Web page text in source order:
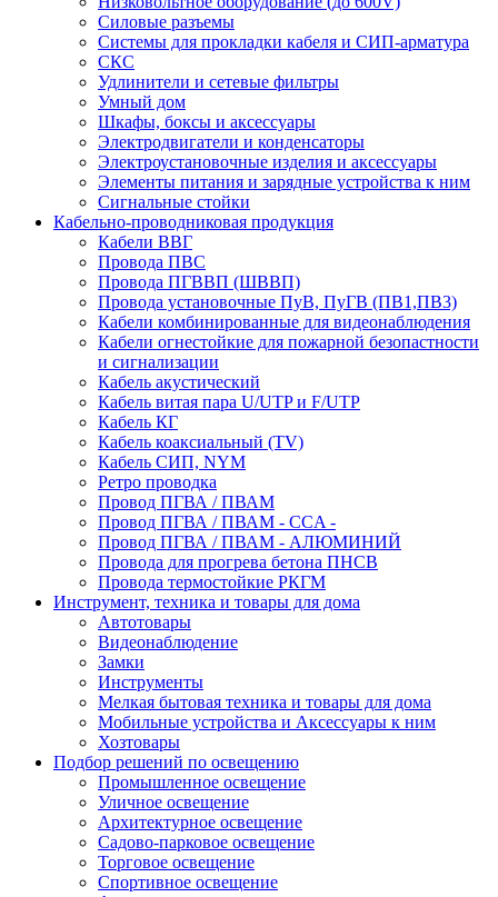
Силовые разъемы
Системы для прокладки кабеля и СИП-арматура
СКС
Удлинители и сетевые фильтры
Умный дом
Шкафы, боксы и аксессуары
Электродвигатели и конденсаторы
Электроустановочные изделия и аксессуары
Элементы питания и зарядные устройства к ним
Сигнальные стойки
Кабельно-проводниковая продукция
Кабели ВВГ
Провода ПВС
Провода ПГВВП (ШВВП)
Провода установочные ПуВ, ПуГВ (ПВ1,ПВ3)
Кабели комбинированные для видеонаблюдения
Кабели огнестойкие для пожарной безопастности
и сигнализации
Кабель акустический
Кабель витая пара U/UTP и F/UTP
Кабель КГ
Кабель коаксиальный (TV)
Кабель СИП, NYM
Ретро проводка
Провод ПГВА / ПВАМ
Провод ПГВА / ПВАМ - CCA -
Провод ПГВА / ПВАМ - АЛЮМИНИЙ
Провода для прогрева бетона ПНСВ
Провода термостойкие РКГМ
Инструмент, техника и товары для дома
Автотовары
Видеонаблюдение
Замки
Инструменты
Мелкая бытовая техника и товары для дома
Мобильные устройства и Аксессуары к ним
Хозтовары
Подбор решений по освещению
Промышленное освещение
Уличное освещение
Архитектурное освещение
Садово-парковое освещение
Торговое освещение
Спортивное освещение